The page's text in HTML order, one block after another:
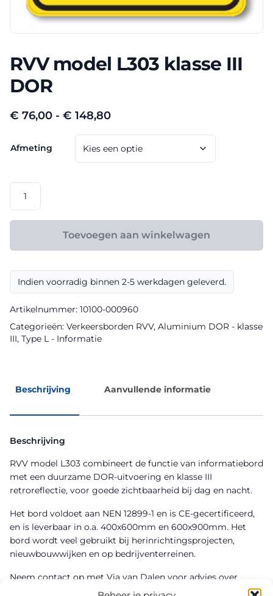
RVV model L303 klasse III
DOR
€ 76,00 - € 148,80Prijsklasse:
€ 76,00
tot
€ 148,80
Afmeting
L303
III
aantal
Toevoegen aan winkelwagen
Indien voorradig binnen 2-5 werkdagen geleverd.
Artikelnummer: 10100-000960
Categorieën: Verkeersborden RVV, Aluminium DOR - klasse
III, Type L - Informatie
Beschrijving Aanvullende informatie
Beschrijving
RVV model L303 combineert de functie van informatiebord
met een duurzame DOR-uitvoering en klasse III
retroreflectie, voor goede zichtbaarheid bij dag en nacht.
Het bord voldoet aan NEN 12899-1 en is CE-gecertificeerd,
en is leverbaar in o.a. 400x600mm en 600x900mm. Het
bord wordt veel gebruikt bij herinrichtingsprojecten,
nieuwbouwwijken en op bedrijventerreinen.
Neem contact op met Via van Dalen voor advies over
montage, bevestiging en levertijden.